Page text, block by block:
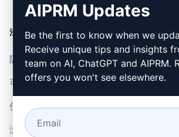
法律
隐私政策 (en)
可接受使用政策 (en)
使用条款 (en)
浏览器扩展术语 (en)
下载
如何安
谷歌浏览
微软边
AIPRM Updates
Be the first to know when we
Receive unique tips and insights
team on AI, ChatGPT and AIPRM.
offers you won't see elsewhere.